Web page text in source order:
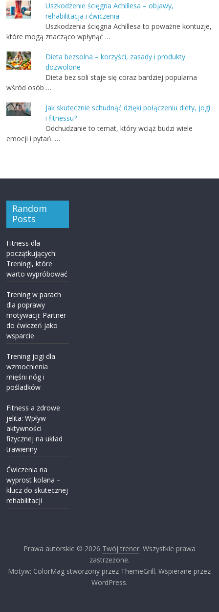
Uszkodzenie ścięgna Achillesa – objawy,
rehabilitacja i ćwiczenia
Uszkodzenia ścięgna Achillesa to poważne kontuzje,
które mogą znacząco wpłynąć …
Dieta bezsolna – korzyści, zasady i produkty
dozwolone
Dieta bez soli staje się coraz bardziej popularna
wśród osób …
Jak skutecznie schudnąć dzięki połączeniu diety, jogi
i fitnessu?
Odchudzanie to temat, który wciąż budzi wiele
emocji i pytań. …
Random
Posts
Fitness dla
początkujących:
Treningi, które
warto wypróbować
Trening w parach
dla poprawy
motywacji: Partner
do ćwiczeń jako
wsparcie
Trening jogi dla
wzmocnienia
mięśni nóg i
pośladków
Fitness a zdrowe
jelita: Wpływ
aktywności
fizycznej na układ
trawienny
Ćwiczenia na
wyprost kolana –
klucz do skutecznej
rehabilitacji
Prawa autorskie © 2026 Twój trener. Wszystkie prawa
zastrzeżone.
Motyw: ColorMag stworzony przez ThemeGrill. Wspierane przez
WordPress.